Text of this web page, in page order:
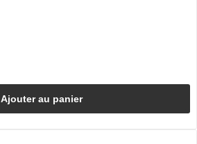
Ajouter au panier